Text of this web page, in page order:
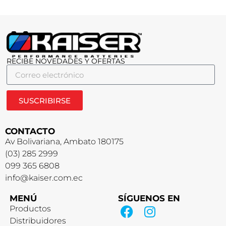
RECIBE NOVEDADES Y OFERTAS
SUSCRIBIRSE
CONTACTO
Av Bolivariana, Ambato 180175
(03) 285 2999
099 365 6808
info@kaiser.com.ec
MENÚ
Productos
Distribuidores
SÍGUENOS EN